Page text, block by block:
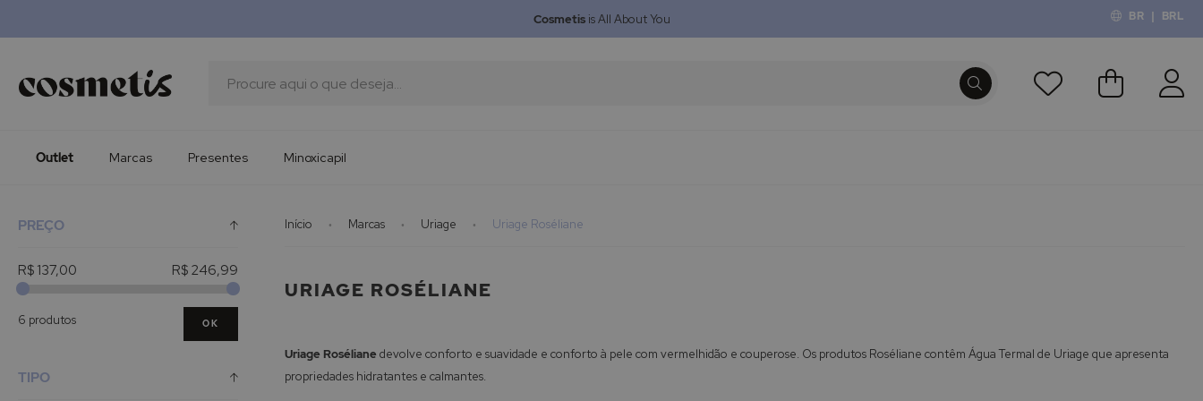
BR | BRL
Cosmetisis All About You
Procura
O Meu
Presentes
Minoxicapil
Outlet Marcas Presentes Minoxicapil
Início Marcas Uriage Uriage Roséliane
URIAGE ROSÉLIANE
Uriage Roséliane devolve conforto e suavidade e conforto à pele com vermelhidão e couperose. Os produtos Roséliane contêm Água Termal de Uriage que apresenta
propriedades hidratantes e calmantes.
PREÇO
R$ 137,00 R$ 246,99
6 produtos OK
TIPO